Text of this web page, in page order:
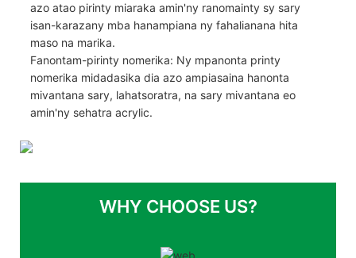
azo atao pirinty miaraka amin'ny ranomainty sy sary
isan-karazany mba hanampiana ny fahalianana hita
maso na marika.
Fanontam-pirinty nomerika: Ny mpanonta printy
nomerika midadasika dia azo ampiasaina hanonta
mivantana sary, lahatsoratra, na sary mivantana eo
amin'ny sehatra acrylic.
WHY CHOOSE US?